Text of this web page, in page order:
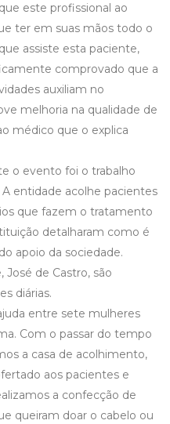
este profissional ao
ter em suas mãos todo o
assiste esta paciente,
comprovado que a
auxiliam no
melhoria na qualidade de
médico que o explica
o evento foi o trabalho
A entidade acolhe pacientes
que fazem o tratamento
detalharam como é
apoio da sociedade.
José de Castro, são
diárias.
entre sete mulheres
Com o passar do tempo
a casa de acolhimento,
aos pacientes e
a confecção de
queiram doar o cabelo ou